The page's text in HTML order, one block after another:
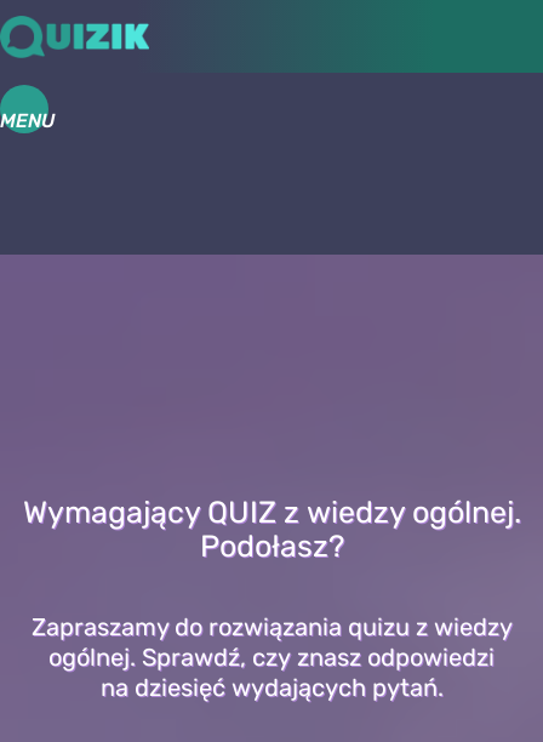
MENU
Wymagający QUIZ z wiedzy ogólnej.
Podołasz?
Zapraszamy do rozwiązania quizu z wiedzy
ogólnej. Sprawdź, czy znasz odpowiedzi
na dziesięć wydających pytań.